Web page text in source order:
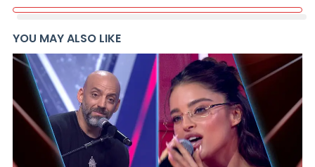
YOU MAY ALSO LIKE